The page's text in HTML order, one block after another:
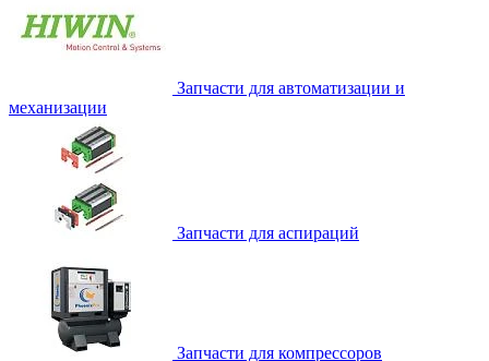
Запчасти для автоматизации и
механизации
Запчасти для аспираций
Запчасти для компрессоров